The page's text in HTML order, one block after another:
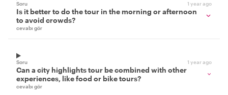
Soru 1 year ago
Is it better to do the tour in the morning or afternoon
to avoid crowds?
cevabı gör
Soru 1 year ago
Can a city highlights tour be combined with other
experiences, like food or bike tours?
cevabı gör